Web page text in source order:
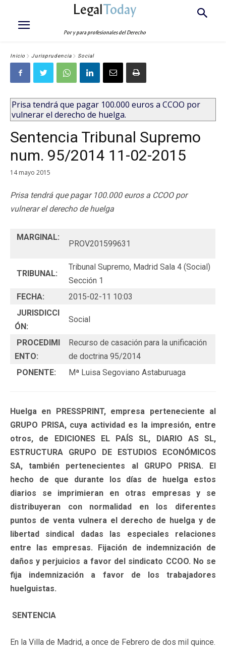
LegalToday
Por y para profesionales del Derecho
Inicio Jurisprudencia Social
Prisa tendrá que pagar 100.000 euros a CCOO por
vulnerar el derecho de huelga.
Sentencia Tribunal Supremo
num. 95/2014 11-02-2015
14 mayo 2015
Prisa tendrá que pagar 100.000 euros a CCOO por
vulnerar el derecho de huelga
MARGINAL:
PROV201599631
TRIBUNAL:
Tribunal Supremo, Madrid Sala 4 (Social)
Sección 1
FECHA:
2015-02-11 10:03
JURISDICCI
ÓN:
Social
PROCEDIMI
ENTO:
Recurso de casación para la unificación
de doctrina 95/2014
PONENTE:
Mª Luisa Segoviano Astaburuaga
Huelga en PRESSPRINT, empresa perteneciente al
GRUPO PRISA, cuya actividad es la impresión, entre
otros, de EDICIONES EL PAÍS SL, DIARIO AS SL,
ESTRUCTURA GRUPO DE ESTUDIOS ECONÓMICOS
SA, también pertenecientes al GRUPO PRISA. El
hecho de que durante los días de huelga estos
diarios se imprimieran en otras empresas y se
distribuyeran con normalidad en los diferentes
puntos de venta vulnera el derecho de huelga y de
libertad sindical dadas las especiales relaciones
entre las empresas. Fijación de indemnización de
daños y perjuicios a favor del sindicato CCOO. No se
fija indemnización a favor de los trabajadores
huelguistas.
SENTENCIA
En la Villa de Madrid, a once de Febrero de dos mil quince.